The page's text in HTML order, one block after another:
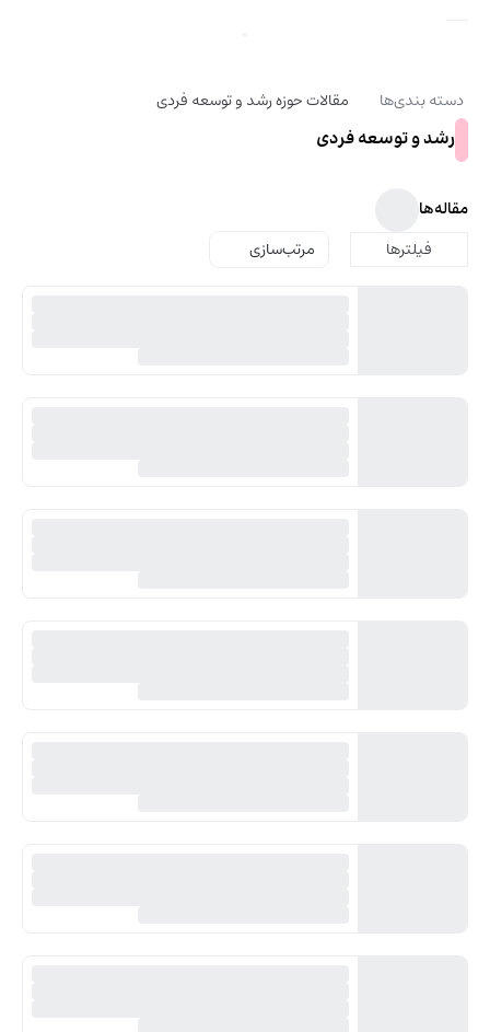
دسته بندی‌ها مقالات حوزه رشد و توسعه فردی
رشد و توسعه فردی
مقاله‌ها
فیلترها مرتب‌سازی